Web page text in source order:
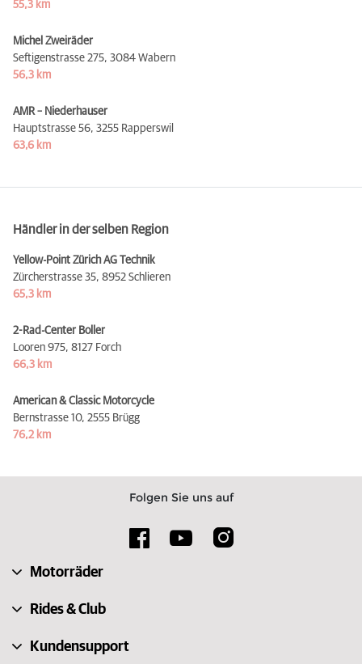
55,3 km
Michel Zweiräder
Seftigenstrasse 275, 3084 Wabern
56,3 km
AMR – Niederhauser
Hauptstrasse 56, 3255 Rapperswil
63,6 km
Händler in der selben Region
Yellow-Point Zürich AG Technik
Zürcherstrasse 35, 8952 Schlieren
65,3 km
2-Rad-Center Boller
Looren 975, 8127 Forch
66,3 km
American & Classic Motorcycle
Bernstrasse 10, 2555 Brügg
76,2 km
Folgen Sie uns auf
Motorräder
Rides & Club
Kundensupport